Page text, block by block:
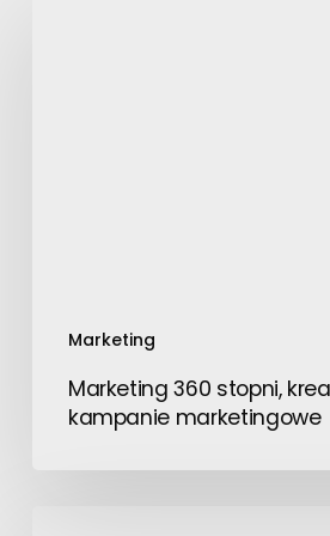
Marketing
Marketing 360 stopni,
kampanie marketingowe